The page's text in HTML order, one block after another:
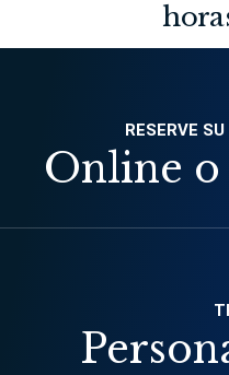
RESERVE
Online o